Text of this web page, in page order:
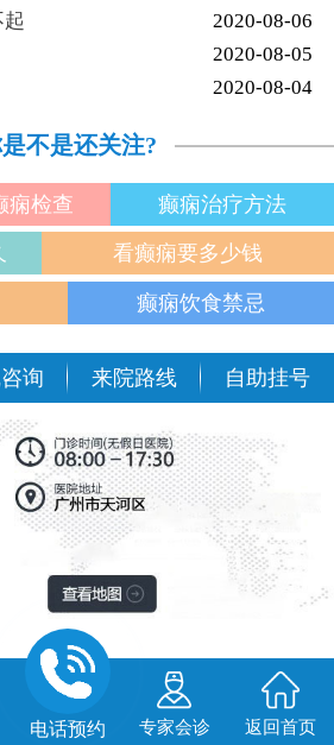
2020-08-06
2020-08-05
2020-08-04
不是还关注?
痫检查 癫痫治疗方法
看癫痫要多少钱
癫痫饮食禁忌
询 来院路线 自助挂号
电话预约 专家会诊 返回首页